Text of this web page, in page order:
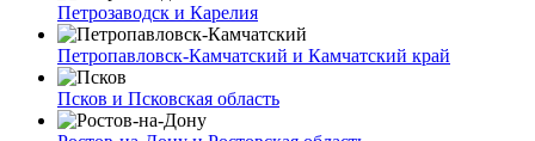
Петрозаводск и Карелия
Петропавловск-Камчатский и Камчатский край
Псков и Псковская область